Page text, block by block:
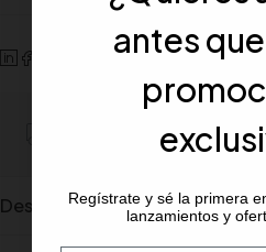
Portes gratiuito para pedidos
Description
antes
Regístrate y sé la primera
lanzamientos y